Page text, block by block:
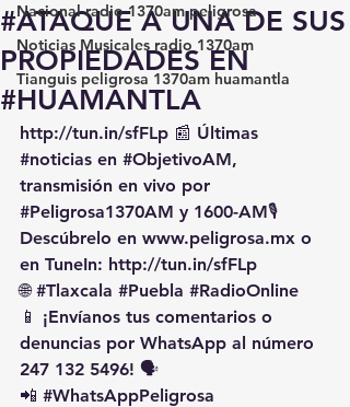
Nacional radio 1370am peligrosa
Noticias Musicales radio 1370am
Tianguis peligrosa 1370am huamantla
#ATAQUE A UNA DE SUS
PROPIEDADES EN
#HUAMANTLA
http://tun.in/sfFLp 📰 Últimas
#noticias en #ObjetivoAM,
transmisión en vivo por
#Peligrosa1370AM y 1600-AM🎙️
Descúbrelo en www.peligrosa.mx o
en TuneIn: http://tun.in/sfFLp
🌐 #Tlaxcala #Puebla #RadioOnline
📱 ¡Envíanos tus comentarios o
denuncias por WhatsApp al número
247 132 5496! 🗣️
📲 #WhatsAppPeligrosa